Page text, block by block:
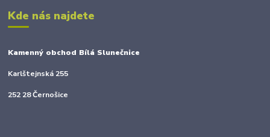
Kde nás najdete
Kamenný obchod Bílá Slunečnice
Karlštejnská 255
252 28 Černošice